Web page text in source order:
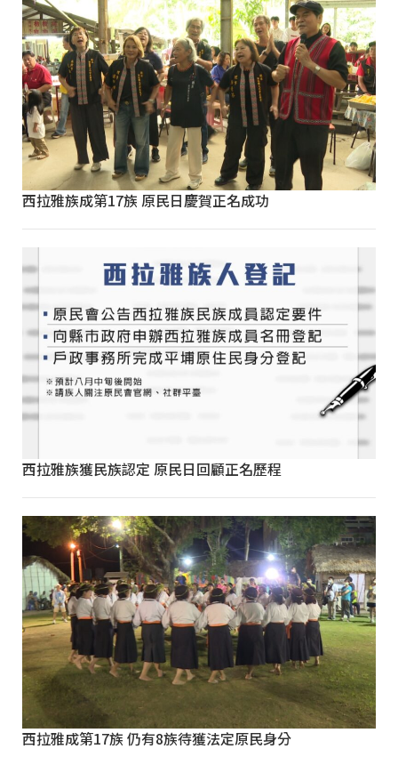
西拉雅族成第17族 原民日慶賀正名成功
西拉雅族獲民族認定 原民日回顧正名歷程
西拉雅成第17族 仍有8族待獲法定原民身分